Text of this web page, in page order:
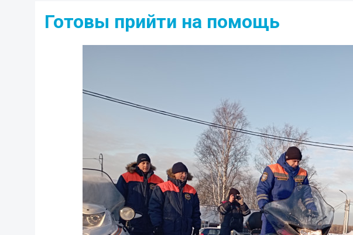
Готовы прийти на помощь